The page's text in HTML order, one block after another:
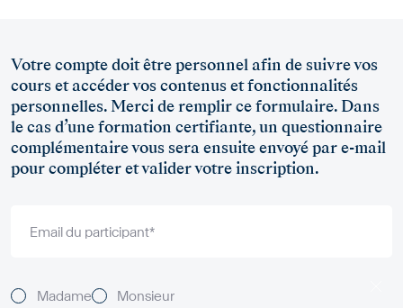
Votre compte doit être personnel afin de suivre vos
cours et accéder vos contenus et fonctionnalités
personnelles. Merci de remplir ce formulaire. Dans
le cas d’une formation certifiante, un questionnaire
complémentaire vous sera ensuite envoyé par e-mail
pour compléter et valider votre inscription.
Email du participant*
Formation
TitlesMadame Monsieur